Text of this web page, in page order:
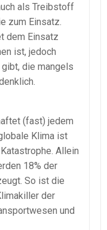
als Treibstoff
zum Einsatz.
dem Einsatz
ist, jedoch
die mangels
(fast) jedem
Klima ist
Allein
18% der
So ist die
der
und